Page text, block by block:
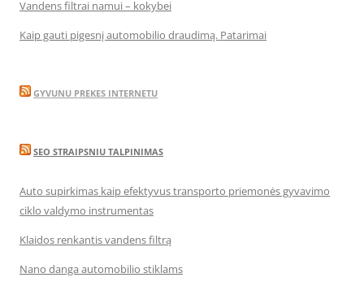
Vandens filtrai namui – kokybei
Kaip gauti pigesnį automobilio draudimą. Patarimai
GYVUNU PREKES INTERNETU
SEO STRAIPSNIU TALPINIMAS
Auto supirkimas kaip efektyvus transporto priemonės gyvavimo
ciklo valdymo instrumentas
Klaidos renkantis vandens filtrą
Nano danga automobilio stiklams